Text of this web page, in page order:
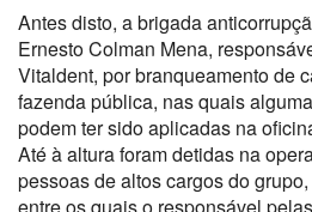
Antes disto, a brigada
Ernesto Colman Mena,
Vitaldent, por branqueamento de
fazenda pública, nas quais
podem ter sido aplicadas na
Até à altura foram detidas na
pessoas de altos cargos do